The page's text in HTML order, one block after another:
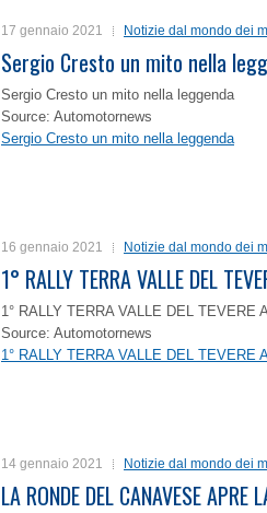
17 gennaio 2021 Notizie dal mondo dei
Sergio Cresto un mito nella
Sergio Cresto un mito nella leggenda
Source: Automotornews
Sergio Cresto un mito nella leggenda
16 gennaio 2021 Notizie dal mondo dei
1° RALLY TERRA VALLE DEL
1° RALLY TERRA VALLE DEL TEVERE
Source: Automotornews
1° RALLY TERRA VALLE DEL TEVERE
14 gennaio 2021 Notizie dal mondo dei
LA RONDE DEL CANAVESE